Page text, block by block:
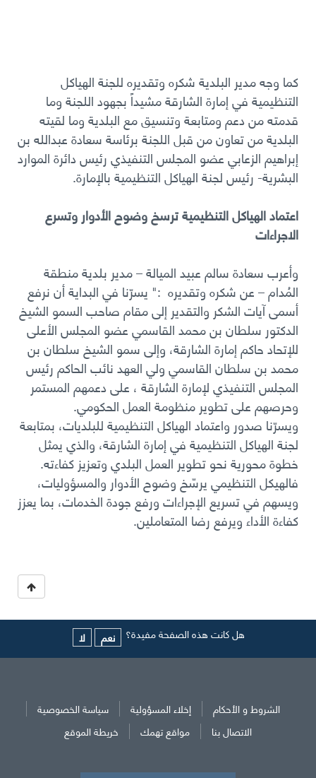
كما وجه مدير البلدية شكره وتقديره للجنة الهياكل
التنظيمية في إمارة الشارقة مشيداً بجهود اللجنة وما
قدمته من دعم ومتابعة وتنسيق مع البلدية وما لقيته
البلدية من تعاون من قبل اللجنة برئاسة سعادة عبدالله بن
إبراهيم الزعابي عضو المجلس التنفيذي رئيس دائرة الموارد
البشرية- رئيس لجنة الهياكل التنظيمية بالإمارة.
اعتماد الهياكل التنظيمية ترسخ وضوح الأدوار وتسرع
الاجراءات
وأعرب سعادة سالم عبيد الميالة – مدير بلدية منطقة
المُدام – عن شكره وتقديره :" يسرّنا في البداية أن نرفع
أسمى آيات الشكر والتقدير إلى مقام صاحب السمو الشيخ
الدكتور سلطان بن محمد القاسمي عضو المجلس الأعلى
للإتحاد حاكم إمارة الشارقة، وإلى سمو الشيخ سلطان بن
محمد بن سلطان القاسمي ولي العهد نائب الحاكم رئيس
المجلس التنفيذي لإمارة الشارقة ، على دعمهم المستمر
وحرصهم على تطوير منظومة العمل الحكومي.
ويسرّنا صدور واعتماد الهياكل التنظيمية للبلديات، بمتابعة
لجنة الهياكل التنظيمية في إمارة الشارقة، والذي يمثل
خطوة محورية نحو تطوير العمل البلدي وتعزيز كفاءته.
فالهيكل التنظيمي يرسّخ وضوح الأدوار والمسؤوليات،
ويسهم في تسريع الإجراءات ورفع جودة الخدمات، بما يعزز
كفاءة الأداء ويرفع رضا المتعاملين.
هل كانت هذه الصفحة مفيدة؟ نعم لا
الشروط و الأحكام إخلاء المسؤولية
سياسة الخصوصية
الاتصال بنا
مواقع تهمك خريطة الموقع